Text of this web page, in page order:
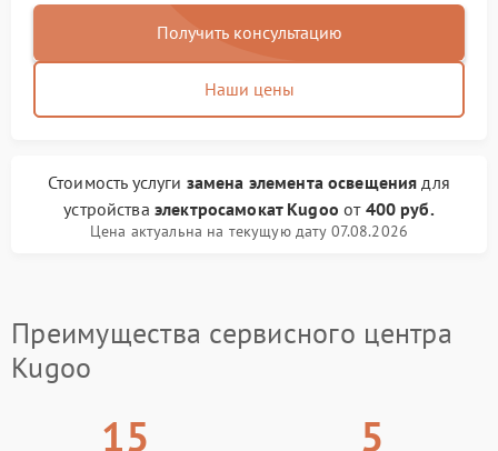
Получить консультацию
Наши цены
Стоимость услуги замена элемента освещения для
устройства электросамокат Kugoo от 400 руб.
Цена актуальна на текущую дату 07.08.2026
Преимущества сервисного центра
Kugoo
15 5